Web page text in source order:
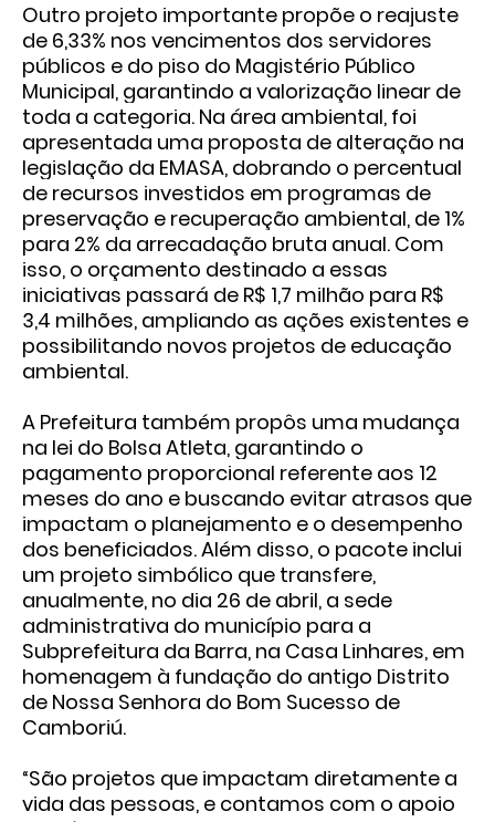
Outro projeto importante propõe o reajuste
de 6,33% nos vencimentos dos servidores
públicos e do piso do Magistério Público
Municipal, garantindo a valorização linear de
toda a categoria. Na área ambiental, foi
apresentada uma proposta de alteração na
legislação da EMASA, dobrando o percentual
de recursos investidos em programas de
preservação e recuperação ambiental, de 1%
para 2% da arrecadação bruta anual. Com
isso, o orçamento destinado a essas
iniciativas passará de R$ 1,7 milhão para R$
3,4 milhões, ampliando as ações existentes e
possibilitando novos projetos de educação
ambiental.
A Prefeitura também propôs uma mudança
na lei do Bolsa Atleta, garantindo o
pagamento proporcional referente aos 12
meses do ano e buscando evitar atrasos que
impactam o planejamento e o desempenho
dos beneficiados. Além disso, o pacote inclui
um projeto simbólico que transfere,
anualmente, no dia 26 de abril, a sede
administrativa do município para a
Subprefeitura da Barra, na Casa Linhares, em
homenagem à fundação do antigo Distrito
de Nossa Senhora do Bom Sucesso de
Camboriú.
“São projetos que impactam diretamente a
vida das pessoas, e contamos com o apoio